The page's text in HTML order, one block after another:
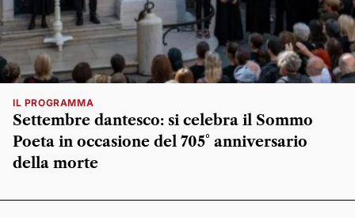
IL PROGRAMMA
Settembre dantesco: si celebra il Sommo
Poeta in occasione del 705° anniversario
della morte